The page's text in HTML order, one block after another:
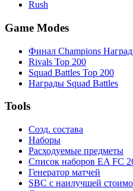
Rush
Game Modes
Финал Champions
Rivals Top 200
Squad Battles Top 200
Награды Squad Battles
Tools
Созд. состава
Наборы
Расходуемые предметы
Список наборов EA FC
Генератор матчей
SBC с наилучшей